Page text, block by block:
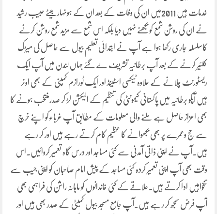
خدمات ہیں 2011میں ان کی وفات کے بعد ان کے ہونہار بیٹے حبیب رشید
نے ان کی روشن شمع کو بجھنے نہیں دیا بلکہ اس شمع سے مزید شمع روشن کرنے
کاسلسلہ جاری رکھا ہوا ہے آپ نے ابتدائی تعلیم بیول سے حاصل کی میڑک
کلئیر کرنے کے بعد آپ برطانیہ تشریف لے گئے جہاں لندن میں آپ ایک
ریسٹورنٹ چلانے کے علاوہ ٹیکسی اسٹینڈ اور ایک ٹورازم کمپنی کے بھی اونر
ہیں آپکو برطانیہ میں پاکستانی کیمونٹی کی تنظیم کے الیکشن لڑ کر صدرمنتخب ہونے کا
بھی اعزاز حاصل ہے ملنے والی معلومات کے مطابق آپ غرباءکو اپنے خرچ
سے حج وعمرے پر بھی بجھوانے کا عظیم کام کرتے رہے ہیں اور کر رہے
ہیں۔آپ نے اپنی ذاتی آمدنی سے کئی مساجد اور درس گاہ تعمیر کروائیں۔اس
وقت بھی آپ اپنی تعمیر کردہ کئی مساجد کے پیش امام صاحبان کو اپنی جیب سے
تنخواہیں ادا کرتے ہیں۔علاقے کے کئی خاندانوں کو ماہانہ راشن کی فراہمی بھی
آپ فرض سمجھ کر رہے ہیں۔آپ جامع مسجد بیول کمیٹی کے صدر بھی ہیں اور